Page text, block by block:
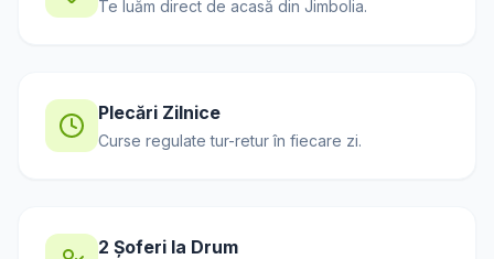
Te luăm direct de acasă din Jimbolia.
Plecări Zilnice
Curse regulate tur-retur în fiecare zi.
2 Șoferi la Drum